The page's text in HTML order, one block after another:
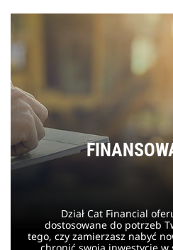
Dział Cat Financial
dostosowane do potrzeb
tego, czy zamierzasz nabyć